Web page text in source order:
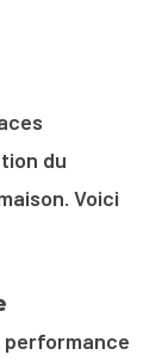
du
Voici